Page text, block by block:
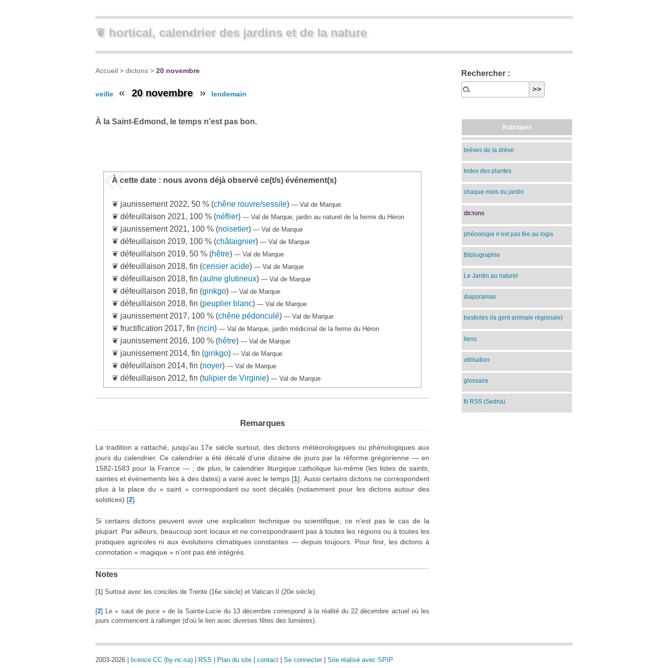
❦ hortical, calendrier des jardins et de la nature
Accueil > dictons > 20 novembre
veille 20 novembre lendemain
À la Saint-Edmond, le temps n’est pas bon.
À cette date : nous avons déjà observé ce(t/s) événement(s)
❦ jaunissement 2022, 50 % (chêne rouvre/sessile) — Val de Marque
❦ défeuillaison 2021, 100 % (néflier) — Val de Marque, jardin au naturel de la ferme du Héron
❦ jaunissement 2021, 100 % (noisetier) — Val de Marque
❦ défeuillaison 2019, 100 % (châtaignier) — Val de Marque
❦ défeuillaison 2019, 50 % (hêtre) — Val de Marque
❦ défeuillaison 2018, fin (cerisier acide) — Val de Marque
❦ défeuillaison 2018, fin (aulne glutineux) — Val de Marque
❦ défeuillaison 2018, fin (ginkgo) — Val de Marque
❦ défeuillaison 2018, fin (peuplier blanc) — Val de Marque
❦ jaunissement 2017, 100 % (chêne pédonculé) — Val de Marque
❦ fructification 2017, fin (ricin) — Val de Marque, jardin médicinal de la ferme du Héron
❦ jaunissement 2016, 100 % (hêtre) — Val de Marque
❦ jaunissement 2014, fin (ginkgo) — Val de Marque
❦ défeuillaison 2014, fin (noyer) — Val de Marque
❦ défeuillaison 2012, fin (tulipier de Virginie) — Val de Marque
Remarques
La tradition a rattaché, jusqu’au 17e siècle surtout, des dictons météorologiques ou phénologiques aux
jours du calendrier. Ce calendrier a été décalé d’une dizaine de jours par la réforme grégorienne — en
1582-1583 pour la France — ; de plus, le calendrier liturgique catholique lui-même (les listes de saints,
saintes et événements liés à des dates) a varié avec le temps [1] . Aussi certains dictons ne correspondent
plus à la place du « saint » correspondant ou sont décalés (notamment pour les dictons autour des
solstices) [2]
Si certains dictons peuvent avoir une explication technique ou scientifique, ce n’est pas le cas de la
plupart. Par ailleurs, beaucoup sont locaux et ne correspondraient pas à toutes les régions ou à toutes les
pratiques agricoles ni aux évolutions climatiques constantes — depuis toujours. Pour finir, les dictons à
connotation « magique » n’ont pas été intégrés.
Notes
[1] Surtout avec les conciles de Trente (16e siècle) et Vatican II (20e siècle).
[2] Le « saut de puce » de la Sainte-Lucie du 13 décembre correspond à la réalité du 22 décembre actuel où les
jours commencent à rallonger (d’où le lien avec diverses fêtes des lumières).
Rechercher :
Rubriques
brèves de la drève
Index des plantes
chaque mois du jardin
dictons
phénologie n’est pas fée au logis
Bibliographie
Le Jardin au naturel
diaporamas
bestioles (la gent animale régionale)
liens
utilisation
glossaire
fil RSS (Sedna)
2003-2026 | licence CC (by-nc-sa) RSS Plan du site contact Se connecter| Site réalisé avec SPIP